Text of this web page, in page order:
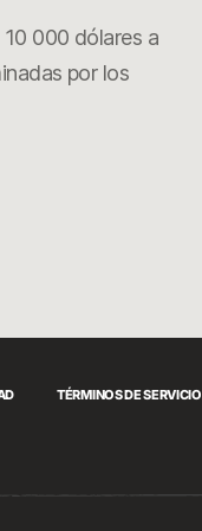
000 dólares a
por los
TÉRMINOS DE SERVICIO